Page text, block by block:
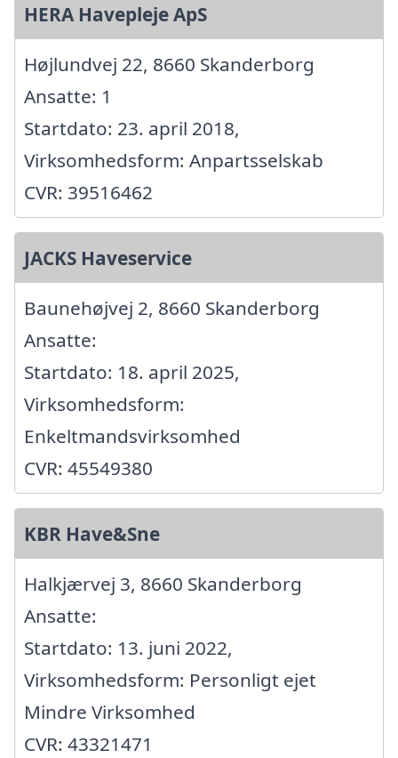
HERA Havepleje ApS
Højlundvej 22, 8660 Skanderborg
Ansatte: 1
Startdato: 23. april 2018,
Virksomhedsform: Anpartsselskab
CVR: 39516462
JACKS Haveservice
Baunehøjvej 2, 8660 Skanderborg
Ansatte:
Startdato: 18. april 2025,
Virksomhedsform:
Enkeltmandsvirksomhed
CVR: 45549380
KBR Have&Sne
Halkjærvej 3, 8660 Skanderborg
Ansatte:
Startdato: 13. juni 2022,
Virksomhedsform: Personligt ejet
Mindre Virksomhed
CVR: 43321471